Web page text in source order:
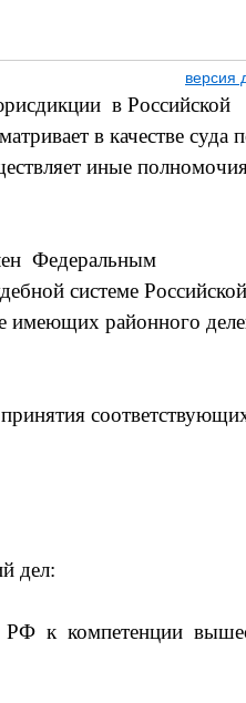
версия
в Российской
в качестве суда
иные
Федеральным
системе Российской
имеющих районного
дел:
к компетенции